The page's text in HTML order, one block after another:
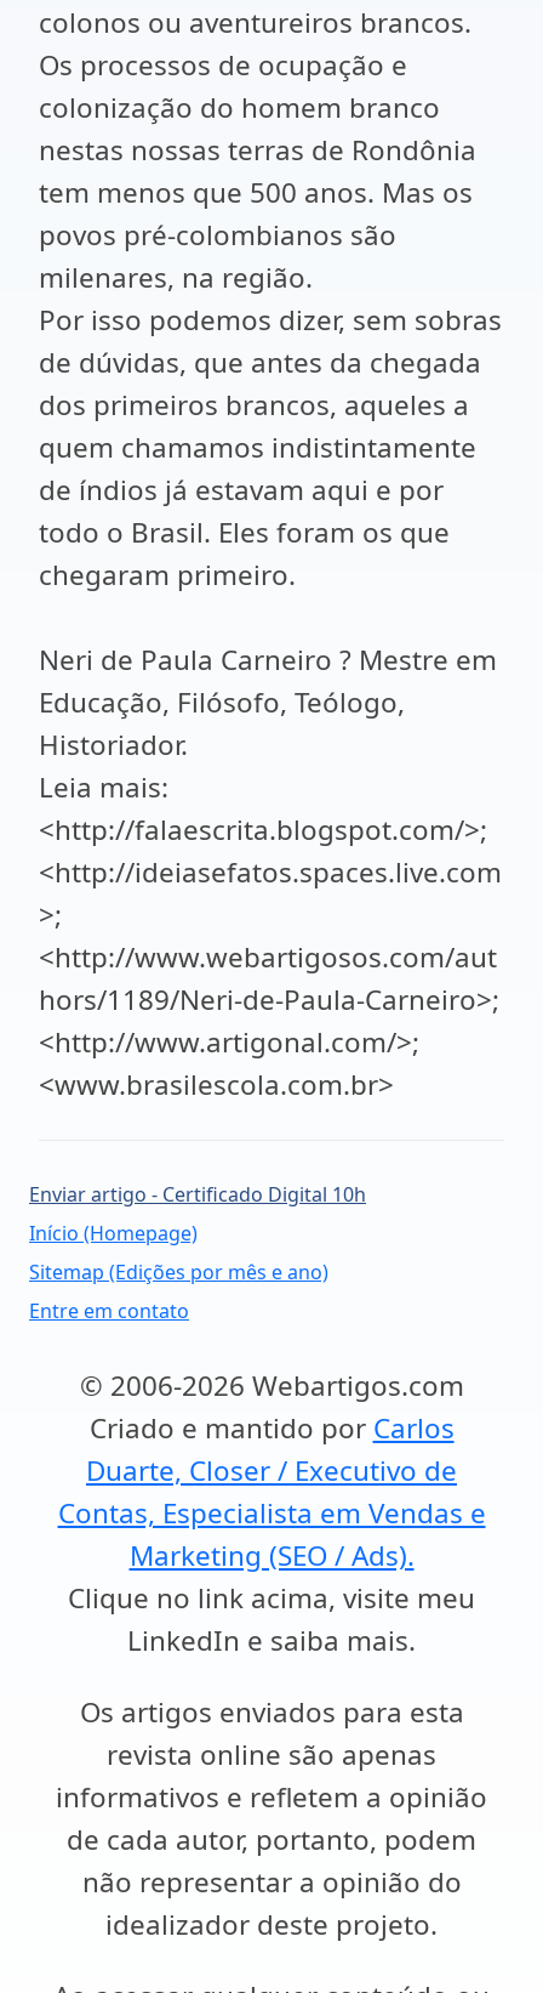
colonos ou aventureiros brancos.
Os processos de ocupação e
colonização do homem branco
nestas nossas terras de Rondônia
tem menos que 500 anos. Mas os
povos pré-colombianos são
milenares, na região.
Por isso podemos dizer, sem sobras
de dúvidas, que antes da chegada
dos primeiros brancos, aqueles a
quem chamamos indistintamente
de índios já estavam aqui e por
todo o Brasil. Eles foram os que
chegaram primeiro.
Neri de Paula Carneiro ? Mestre em
Educação, Filósofo, Teólogo,
Historiador.
Leia mais:
<http://falaescrita.blogspot.com/>;
<http://ideiasefatos.spaces.live.com
>;
<http://www.webartigosos.com/aut
hors/1189/Neri-de-Paula-Carneiro>;
<http://www.artigonal.com/>;
<www.brasilescola.com.br>
Enviar artigo - Certificado Digital 10h
Início (Homepage)
Sitemap (Edições por mês e ano)
Entre em contato
© 2006-2026 Webartigos.com
Criado e mantido por Carlos
Duarte, Closer / Executivo de
Contas, Especialista em Vendas e
Marketing (SEO / Ads).
Clique no link acima, visite meu
LinkedIn e saiba mais.
Os artigos enviados para esta
revista online são apenas
informativos e refletem a opinião
de cada autor, portanto, podem
não representar a opinião do
idealizador deste projeto.